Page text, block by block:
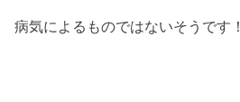
病気によるものではないそうです！